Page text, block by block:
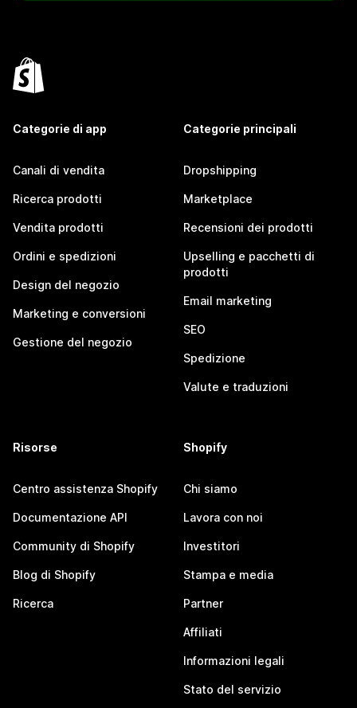
Categorie di app
Canali di vendita
Ricerca prodotti
Vendita prodotti
Ordini e spedizioni
Design del negozio
Marketing e conversioni
Gestione del negozio
Categorie principali
Dropshipping
Marketplace
Recensioni dei prodotti
Upselling e pacchetti di
prodotti
Email marketing
SEO
Spedizione
Valute e traduzioni
Risorse
Centro assistenza Shopify
Documentazione API
Community di Shopify
Blog di Shopify
Ricerca
Shopify
Chi siamo
Lavora con noi
Investitori
Stampa e media
Partner
Affiliati
Informazioni legali
Stato del servizio